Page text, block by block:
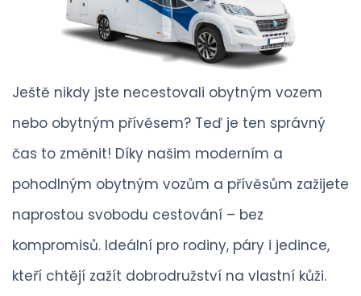
Ještě nikdy jste necestovali obytným vozem
nebo obytným přívěsem? Teď je ten správný
čas to změnit! Díky našim moderním a
pohodlným obytným vozům a přívěsům zažijete
naprostou svobodu cestování – bez
kompromisů. Ideální pro rodiny, páry i jedince,
kteří chtějí zažít dobrodružství na vlastní kůži.